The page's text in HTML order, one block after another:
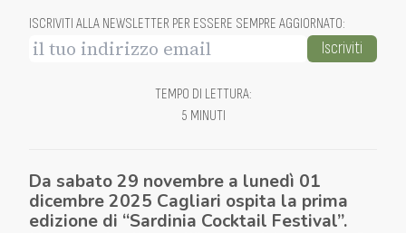
ISCRIVITI ALLA NEWSLETTER PER ESSERE SEMPRE AGGIORNATO:
Iscriviti
TEMPO DI LETTURA:
5 MINUTI
Da sabato 29 novembre a lunedì 01
dicembre 2025 Cagliari ospita la prima
edizione di “Sardinia Cocktail Festival”.